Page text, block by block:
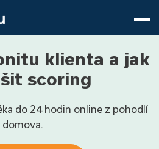
hod.
klienta a jak
scoring
do 24 hodin online z pohodlí
domova.